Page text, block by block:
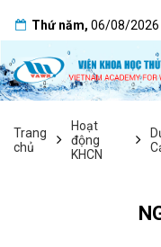
Thứ năm, 06/08/2026
Trang
chủ
Hoạt
động
KHCN